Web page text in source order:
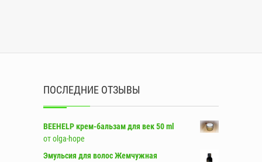
ПОСЛЕДНИЕ ОТЗЫВЫ
BEEHELP крем-бальзам для век 50 ml
от olga-hope
Эмульсия для волос Жемчужная